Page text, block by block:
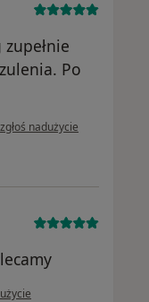
Po
w opinii użytkownika Krzysiek
zgłoś nadużycie
Wiesława